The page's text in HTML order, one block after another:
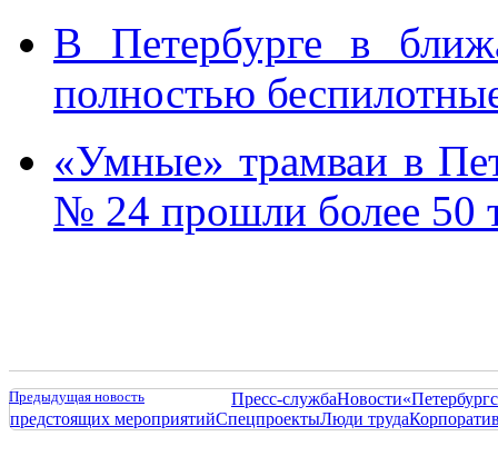
В Петербурге в
полностью
«Умные» трамваи в
№ 24 прошли более 50
Предыдущая новость Пресс-службаНовости
предстоящих мероприятийСпецпроектыЛюди труда